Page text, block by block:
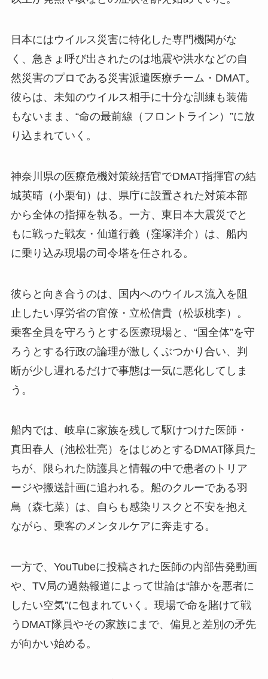
日本にはウイルス災害に特化した専門機関がな
く、急きょ呼び出されたのは地震や洪水などの自
然災害のプロである災害派遣医療チーム・DMAT。
彼らは、未知のウイルス相手に十分な訓練も装備
もないまま、“命の最前線（フロントライン）”に放
り込まれていく。
神奈川県の医療危機対策統括官でDMAT指揮官の結
城英晴（小栗旬）は、県庁に設置された対策本部
から全体の指揮を執る。一方、東日本大震災でと
もに戦った戦友・仙道行義（窪塚洋介）は、船内
に乗り込み現場の司令塔を任される。
彼らと向き合うのは、国内へのウイルス流入を阻
止したい厚労省の官僚・立松信貴（松坂桃李）。
乗客全員を守ろうとする医療現場と、“国全体”を守
ろうとする行政の論理が激しくぶつかり合い、判
断が少し遅れるだけで事態は一気に悪化してしま
う。
船内では、岐阜に家族を残して駆けつけた医師・
真田春人（池松壮亮）をはじめとするDMAT隊員た
ちが、限られた防護具と情報の中で患者のトリア
ージや搬送計画に追われる。船のクルーである羽
鳥（森七菜）は、自らも感染リスクと不安を抱え
ながら、乗客のメンタルケアに奔走する。
一方で、YouTubeに投稿された医師の内部告発動画
や、TV局の過熱報道によって世論は“誰かを悪者に
したい空気”に包まれていく。現場で命を賭けて戦
うDMAT隊員やその家族にまで、偏見と差別の矛先
が向かい始める。